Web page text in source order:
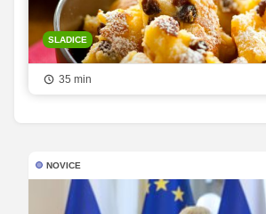
SLADICE
35 min
NOVICE